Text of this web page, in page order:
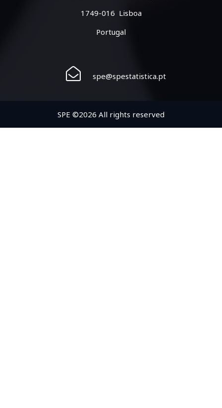
1749-016 Lisboa
Portugal
spe@spestatistica.pt
SPE ©2026 All rights reserved